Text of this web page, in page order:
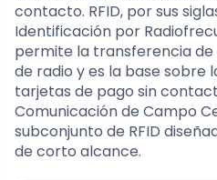
contacto. RFID, por sus
Identificación por
permite la transferencia
de radio y es la base sobre
tarjetas de pago sin
Comunicación de Campo
subconjunto de RFID
de corto alcance.